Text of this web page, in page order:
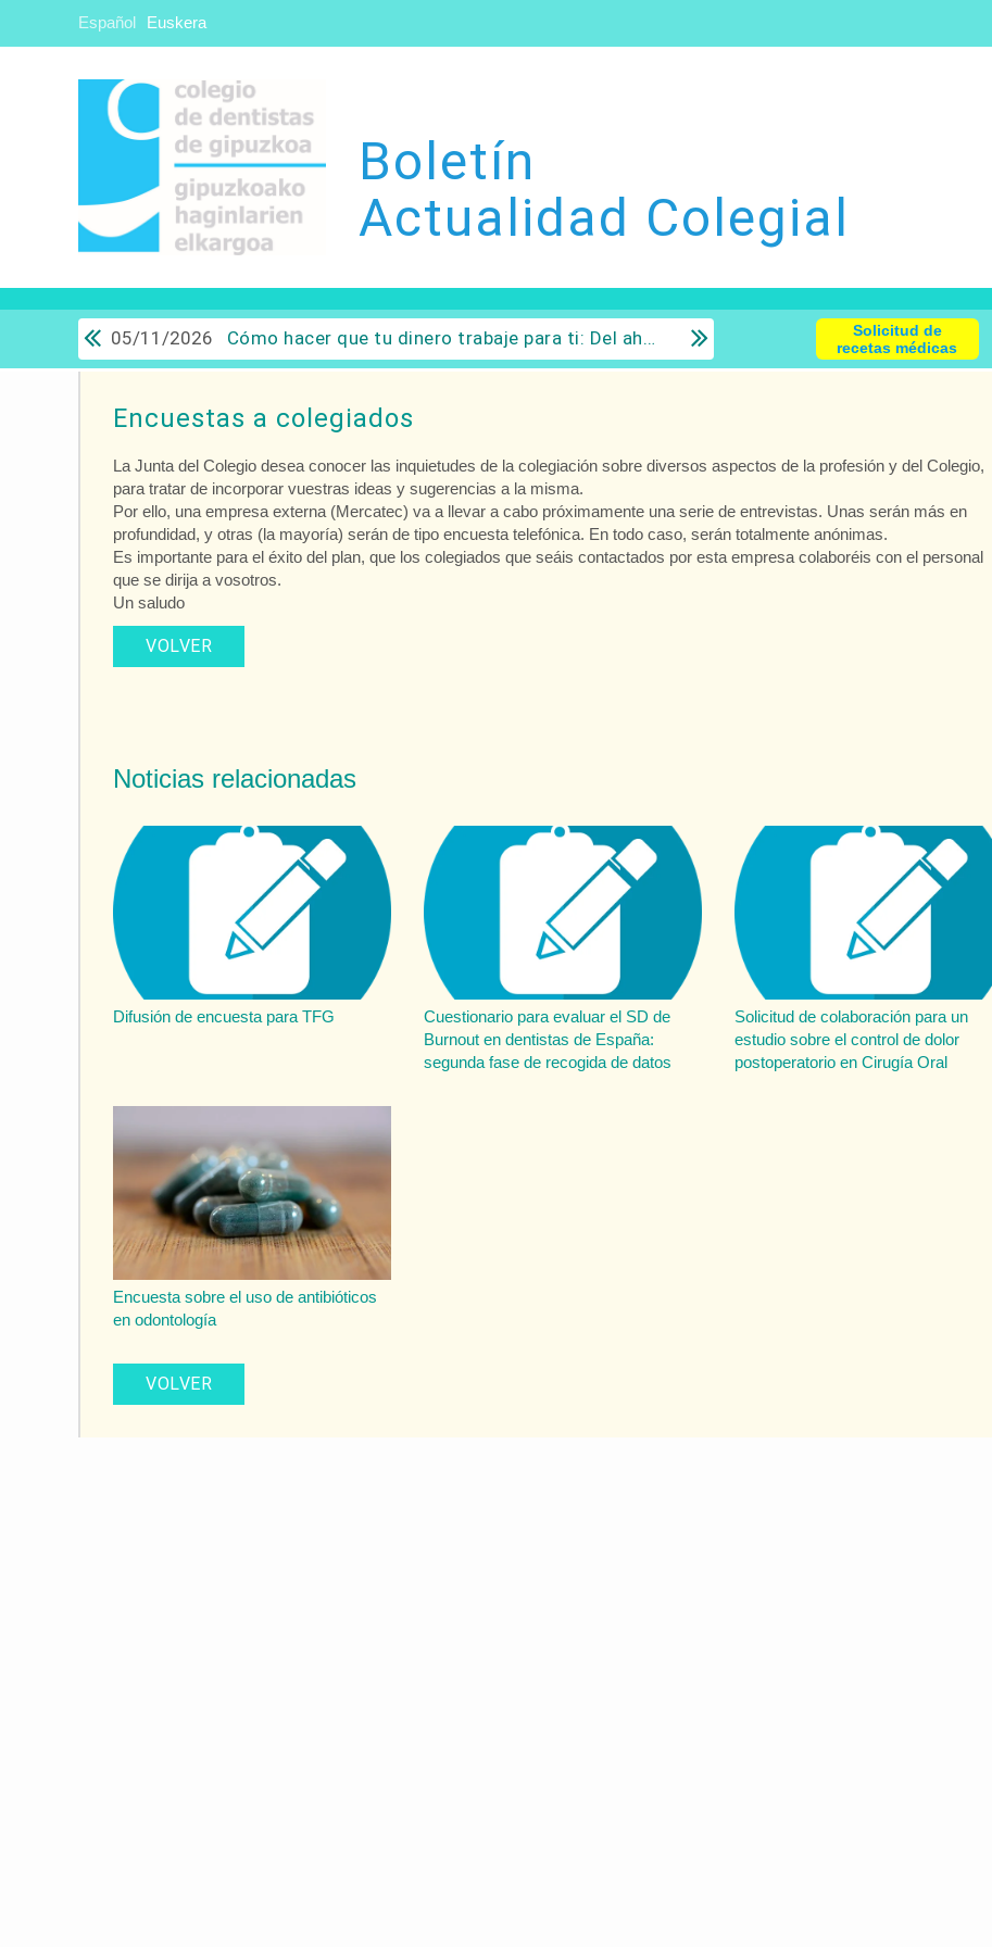
Español Euskera
Boletín
Actualidad Colegial
05/11/2026 Cómo hacer que tu dinero trabaje para ti: Del ahorro a la inversión con sentido común.
Solicitud de
recetas médicas
Encuestas a colegiados
La Junta del Colegio desea conocer las inquietudes de la colegiación sobre diversos aspectos de la profesión y del Colegio,
para tratar de incorporar vuestras ideas y sugerencias a la misma.
Por ello, una empresa externa (Mercatec) va a llevar a cabo próximamente una serie de entrevistas. Unas serán más en
profundidad, y otras (la mayoría) serán de tipo encuesta telefónica. En todo caso, serán totalmente anónimas.
Es importante para el éxito del plan, que los colegiados que seáis contactados por esta empresa colaboréis con el personal
que se dirija a vosotros.
Un saludo
VOLVER
Noticias relacionadas
Difusión de encuesta para TFG
Cuestionario para evaluar el SD de
Burnout en dentistas de España:
segunda fase de recogida de datos
Solicitud de colaboración para un
estudio sobre el control de dolor
postoperatorio en Cirugía Oral
Encuesta sobre el uso de antibióticos
en odontología
VOLVER